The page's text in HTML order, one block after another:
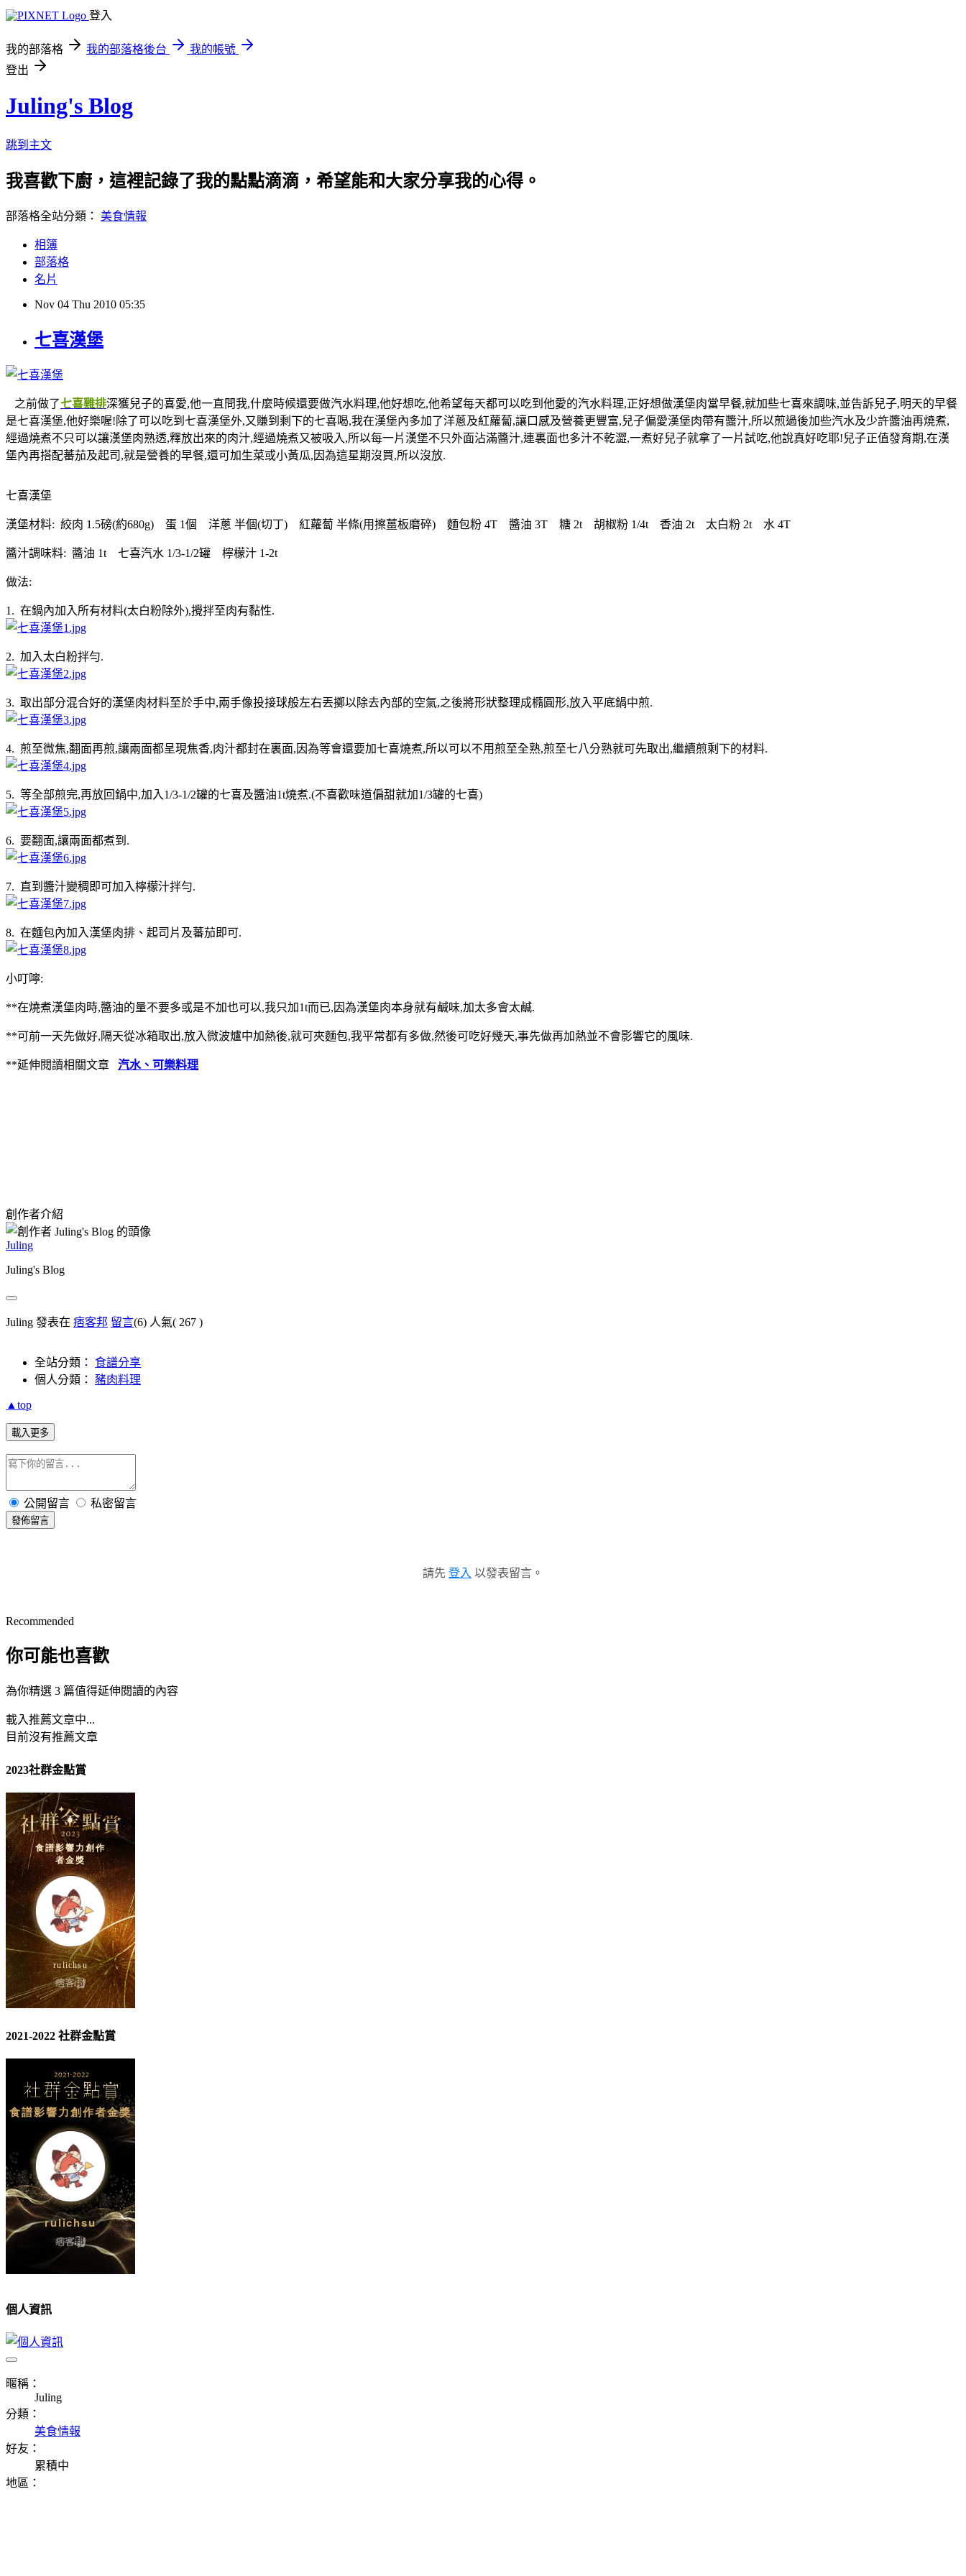
登入
我的部落格 我的部落格後台
我的帳號
登出
Juling's Blog
跳到主文
我喜歡下廚，這裡記錄了我的點點滴滴，希望能和大家分享我的心得。
部落格全站分類： 美食情報
相簿
部落格
名片
Nov 04 Thu 2010 05:35
七喜漢堡
之前做了七喜雞排深獲兒子的喜愛,他一直問我,什麼時候還要做汽水料理,他好想吃,他希望每天都可以吃到他愛的汽水料理,正好想做漢堡肉當早餐,就加些七喜來調味,並告訴兒子,明天的早餐
是七喜漢堡,他好樂喔!除了可以吃到七喜漢堡外,又賺到剩下的七喜喝,我在漢堡內多加了洋蔥及紅蘿蔔,讓口感及營養更豐富,兒子偏愛漢堡肉帶有醬汁,所以煎過後加些汽水及少許醬油再燒煮,
經過燒煮不只可以讓漢堡肉熟透,釋放出來的肉汁,經過燒煮又被吸入,所以每一片漢堡不只外面沾滿醬汁,連裏面也多汁不乾澀,一煮好兒子就拿了一片試吃,他說真好吃耶!兒子正值發育期,在漢
堡內再搭配蕃茄及起司,就是營養的早餐,還可加生菜或小黃瓜,因為這星期沒買,所以沒放.
七喜漢堡
漢堡材料: 絞肉 1.5磅(約680g) 蛋 1個 洋蔥 半個(切丁) 紅蘿蔔 半條(用擦薑板磨碎) 麵包粉 4T 醬油 3T 糖 2t 胡椒粉 1/4t 香油 2t 太白粉 2t 水 4T
醬汁調味料: 醬油 1t 七喜汽水 1/3-1/2罐 檸檬汁 1-2t
做法:
1. 在鍋內加入所有材料(太白粉除外),攪拌至肉有黏性.
2. 加入太白粉拌勻.
3. 取出部分混合好的漢堡肉材料至於手中,兩手像投接球般左右丟擲以除去內部的空氣,之後將形狀整理成橢圓形,放入平底鍋中煎.
4. 煎至微焦,翻面再煎,讓兩面都呈現焦香,肉汁都封在裏面,因為等會還要加七喜燒煮,所以可以不用煎至全熟,煎至七八分熟就可先取出,繼續煎剩下的材料.
5. 等全部煎完,再放回鍋中,加入1/3-1/2罐的七喜及醬油1t燒煮.(不喜歡味道偏甜就加1/3罐的七喜)
6. 要翻面,讓兩面都煮到.
7. 直到醬汁變稠即可加入檸檬汁拌勻.
8. 在麵包內加入漢堡肉排、起司片及蕃茄即可.
小叮嚀:
**在燒煮漢堡肉時,醬油的量不要多或是不加也可以,我只加1t而已,因為漢堡肉本身就有鹹味,加太多會太鹹.
**可前一天先做好,隔天從冰箱取出,放入微波爐中加熱後,就可夾麵包,我平常都有多做,然後可吃好幾天,事先做再加熱並不會影響它的風味.
**延伸閱讀相關文章 汽水、可樂料理
創作者介紹
Juling
Juling's Blog
Juling 發表在 痞客邦 留言(6) 人氣( 267 )
全站分類： 食譜分享
個人分類： 豬肉料理
▲top
載入更多
公開留言 私密留言
發佈留言
請先 登入 以發表留言。
Recommended
你可能也喜歡
為你精選 3 篇值得延伸閱讀的內容
載入推薦文章中...
目前沒有推薦文章
2023社群金點賞
2021-2022 社群金點賞
個人資訊
暱稱：
Juling
分類：
美食情報
好友：
累積中
地區：